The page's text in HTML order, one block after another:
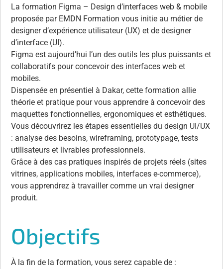
La formation Figma – Design d’interfaces web & mobile
proposée par EMDN Formation vous initie au métier de
designer d’expérience utilisateur (UX) et de designer
d’interface (UI).
Figma est aujourd’hui l’un des outils les plus puissants et
collaboratifs pour concevoir des interfaces web et
mobiles.
Dispensée en présentiel à Dakar, cette formation allie
théorie et pratique pour vous apprendre à concevoir des
maquettes fonctionnelles, ergonomiques et esthétiques.
Vous découvrirez les étapes essentielles du design UI/UX
: analyse des besoins, wireframing, prototypage, tests
utilisateurs et livrables professionnels.
Grâce à des cas pratiques inspirés de projets réels (sites
vitrines, applications mobiles, interfaces e-commerce),
vous apprendrez à travailler comme un vrai designer
produit.
Objectifs
À la fin de la formation, vous serez capable de :